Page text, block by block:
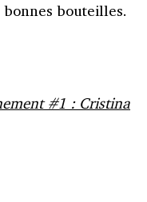
bouteilles.
#1 : Cristina